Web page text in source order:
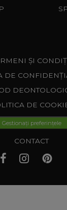
ȘI
DE
DE
Gestionați preferințele
CONTACT